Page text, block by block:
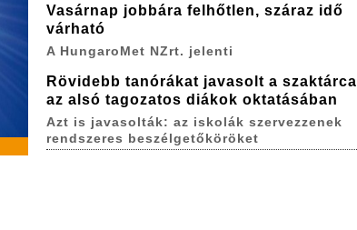
Vasárnap jobbára felhőtlen, száraz idő
várható
A HungaroMet NZrt. jelenti
Rövidebb tanórákat javasolt a szaktárca
az alsó tagozatos diákok oktatásában
Azt is javasolták: az iskolák szervezzenek
rendszeres beszélgetőköröket